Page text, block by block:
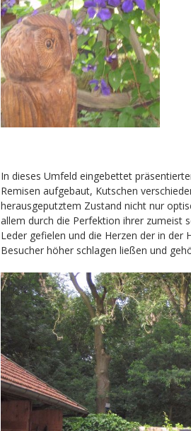
In dieses Umfeld eingebettet
Remisen aufgebaut, Kutschen
herausgeputztem Zustand nicht nur
allem durch die Perfektion ihrer zumeist
Leder gefielen und die Herzen der in
Besucher höher schlagen ließen und